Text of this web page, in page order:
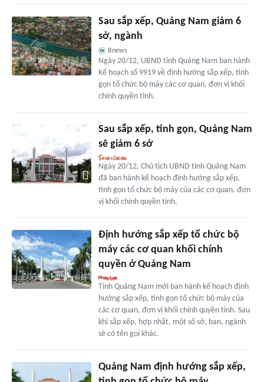
Sau sắp xếp, Quảng Nam giảm 6
sở, ngành
Bnews
Ngày 20/12, UBND tỉnh Quảng Nam ban hành
Kế hoạch số 9919 về định hướng sắp xếp, tinh
gọn tổ chức bộ máy các cơ quan, đơn vị khối
chính quyền tỉnh.
Sau sắp xếp, tinh gọn, Quảng Nam
sẽ giảm 6 sở
Ngày 20/12, Chủ tịch UBND tỉnh Quảng Nam
đã ban hành kế hoạch định hướng sắp xếp,
tinh gọn tổ chức bộ máy của các cơ quan, đơn
vị khối chính quyền tỉnh.
Định hướng sắp xếp tổ chức bộ
máy các cơ quan khối chính
quyền ở Quảng Nam
Tỉnh Quảng Nam mới ban hành kế hoạch định
hướng sắp xếp, tinh gọn tổ chức bộ máy của
các cơ quan, đơn vị khối chính quyền tỉnh. Sau
khi sắp xếp, hợp nhất, một số sở, ban, ngành
sẽ có tên gọi khác.
Quảng Nam định hướng sắp xếp,